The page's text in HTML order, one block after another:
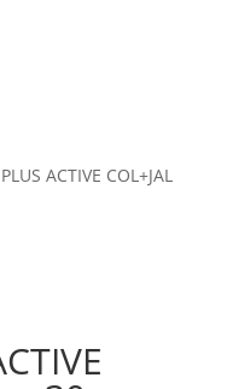
ACTIVE COL+JAL